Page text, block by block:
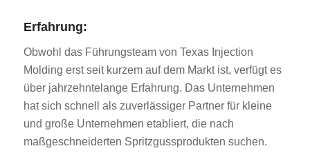
Erfahrung:
Obwohl das Führungsteam von Texas Injection
Molding erst seit kurzem auf dem Markt ist, verfügt es
über jahrzehntelange Erfahrung. Das Unternehmen
hat sich schnell als zuverlässiger Partner für kleine
und große Unternehmen etabliert, die nach
maßgeschneiderten Spritzgussprodukten suchen.